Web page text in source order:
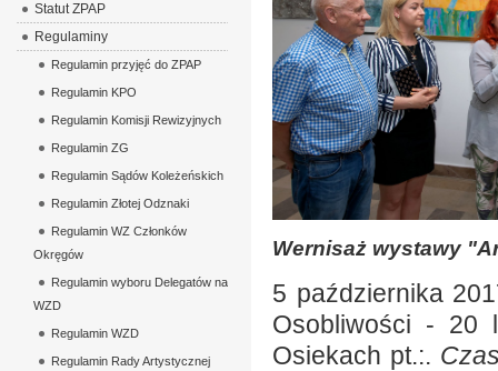
Wernisaż wystawy
5 października
Osobliwości - 20
Osiekach pt.:.
Statut ZPAP
Regulaminy
Regulamin przyjęć do ZPAP
Regulamin KPO
Regulamin Komisji Rewizyjnych
Regulamin ZG
Regulamin Sądów Koleżeńskich
Regulamin Złotej Odznaki
Regulamin WZ Członków
Okręgów
Regulamin wyboru Delegatów na
WZD
Regulamin WZD
Regulamin Rady Artystycznej